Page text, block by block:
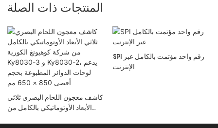
المنتجات ذات الصلة
كاشف معجون اللحام البصري ثلاثي
الأبعاد الأوتوماتيكي بالكامل من
SPI رقم واحد مؤتمت بالكامل عبر
الإنترنت